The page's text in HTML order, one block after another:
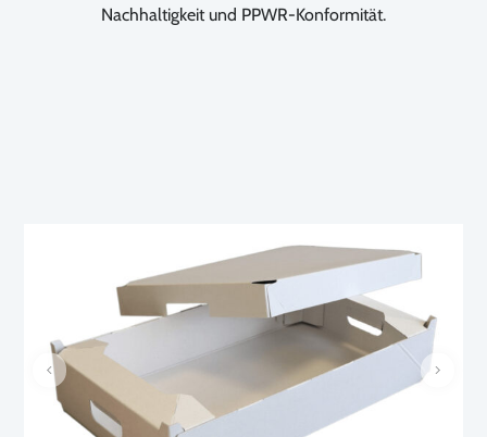
Nachhaltigkeit und PPWR-Konformität.